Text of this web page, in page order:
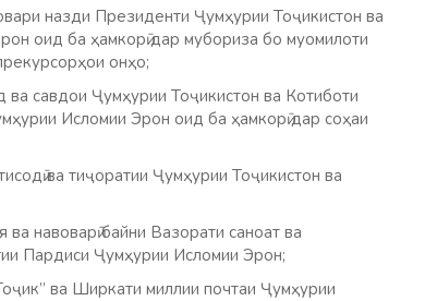
назди Президенти Ҷумҳурии Тоҷикистон ва
оид ба ҳамкорӣ дар мубориза бо муомилоти
онҳо;
савдои Ҷумҳурии Тоҷикистон ва Котиботи
Исломии Эрон оид ба ҳамкорӣ дар соҳаи
ва тиҷоратии Ҷумҳурии Тоҷикистон ва
навоварӣ байни Вазорати саноат ва
Пардиси Ҷумҳурии Исломии Эрон;
ва Ширкати миллии почтаи Ҷумҳурии